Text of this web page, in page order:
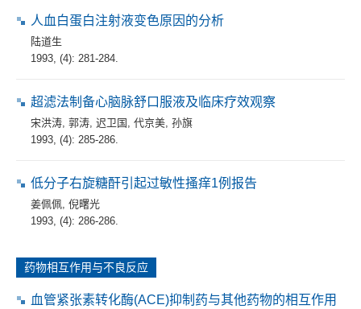
人血白蛋白注射液变色原因的分析
陆道生
1993, (4): 281-284.
超滤法制备心脑脉舒口服液及临床疗效观察
宋洪涛 郭涛 迟卫国 代京美 孙旗
1993, (4): 285-286.
低分子右旋糖酐引起过敏性搔痒1例报告
姜佩佩
倪曙光
1993, (4): 286-286.
药物相互作用与不良反应
血管紧张素转化酶(ACE)抑制药与其他药物的相互作用